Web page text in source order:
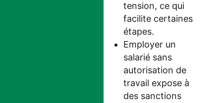
tension, ce qui
facilite certaines
étapes.
Employer un
salarié sans
autorisation de
travail expose à
des sanctions